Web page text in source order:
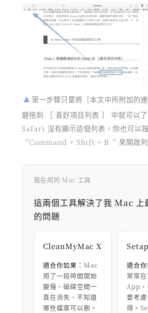
第一步驟只要將［本文中所附加的
鍵拖到 ［ 喜好項目列表 ］ 中就可以
Safari 沒有顯示這個列表，你也可以按
“Command + Shift + B“ 來開啟列
我在用的 Mac 工具
這兩個工具解決了我 Mac 上
的問題
CleanMyMac X
適合你如果： Mac
用了一段時間開始
變慢、磁碟空間一
直在消失、不知道
哪些檔案可以刪。
適合你
常常
App、
要考
得。